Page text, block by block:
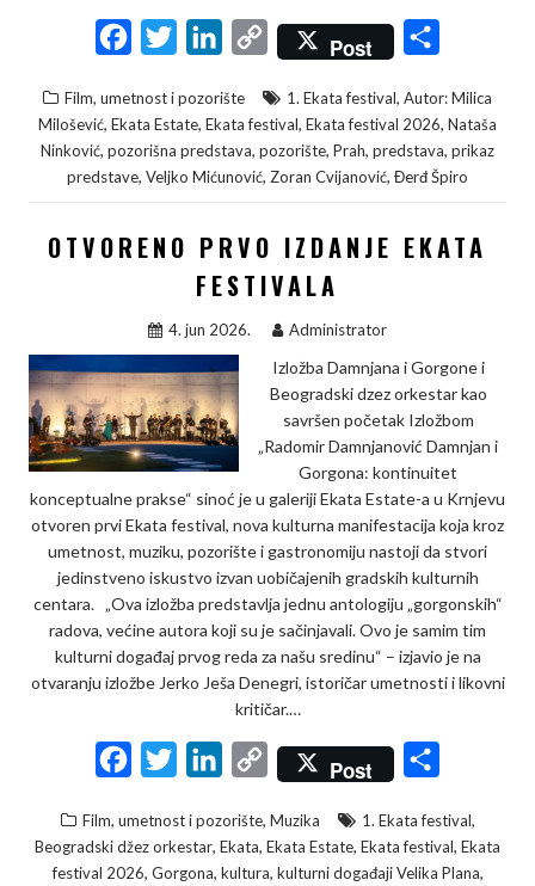
c
e
b
o
i
t
t
r
n
k
e
I
n
C
p
y
L
n
k
Post
a
r
e
Film, umetnost i pozorište 1. Ekata festival, Autor: Milica
Milošević, Ekata Estate, Ekata festival, Ekata festival 2026, Nataša
Ninković, pozorišna predstava, pozorište, Prah, predstava, prikaz
predstave, Veljko Mićunović, Zoran Cvijanović, Đerđ Špiro
OTVORENO PRVO IZDANJE EKATA
FESTIVALA
4. jun 2026. Administrator
Izložba Damnjana i Gorgone i
Beogradski dzez orkestar kao
savršen početak Izložbom
„Radomir Damnjanović Damnjan i
Gorgona: kontinuitet
konceptualne prakse“ sinoć je u galeriji Ekata Estate-a u Krnjevu
otvoren prvi Ekata festival, nova kulturna manifestacija koja kroz
umetnost, muziku, pozorište i gastronomiju nastoji da stvori
jedinstveno iskustvo izvan uobičajenih gradskih kulturnih
centara. „Ova izložba predstavlja jednu antologiju „gorgonskih“
radova, većine autora koji su je sačinjavali. Ovo je samim tim
kulturni događaj prvog reda za našu sredinu“ – izjavio je na
otvaranju izložbe Jerko Ješa Denegri, istoričar umetnosti i likovni
kritičar.…
c
e
i
t
n
k
C
p
y
Post
a
r
Film, umetnost i pozorište, Muzika 1. Ekata festival,
Beogradski džez orkestar, Ekata, Ekata Estate, Ekata festival, Ekata
festival 2026, Gorgona, kultura, kulturni događaji Velika Plana,